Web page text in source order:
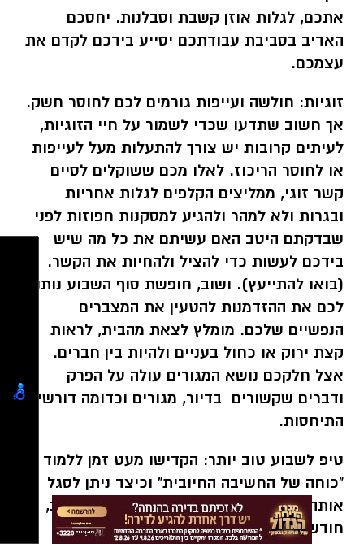
אתכם, לגלות אוזן קשבת וסבלנות. יחסכם
האדיב בסביבת עבודתכם יסייע בידכם לקדם את
עצמכם.
זוגיות: חולשה ועייפות גורמים לכם לחוסר חשק.
אך חשוב שתדעו שכדי לשמור על חיי הזוגיות,
לעיתים קרובות יש צורך להתעלות מעל לעייפות
או לחוסר הריכוז. לאלו מכם ששוקלים לסיים
קשר זוגי, ממליצים הקלפים לגלות אחריות
ובגרות ולא למהר ולהגיע למסקנות חפוזות לפני
שבדקתם היטב האם עשיתם את כל מה שיש
בידכם לעשות כדי להציל ולהחיות את הקשר.
(בואו להתייעץ). ושוב, חופשת סוף השבוע נותנת
לכם את ההזדמנות להטעין את המצברים
הנפשיים שלכם. מומלץ לצאת מהבית, לראות
קצת ירוק או כחול בעניים ולהיות בין חברים.
אצל חלקכם נושא המגורים עולה על הפרק
ודברים שקשורים בדיור, מגורים וכדומה דורשים
התיחסות.
טיפ לשבוע טוב יותר: הקדישו מעט זמן ללמוד על
"כוחה של החשיבה החיובית" וכיצד ניתן לסגל
אותה בתוך בחייכם. (חפשו בגוגל) שבוע טוב,
חודש טוב ואלוהים אתכם.